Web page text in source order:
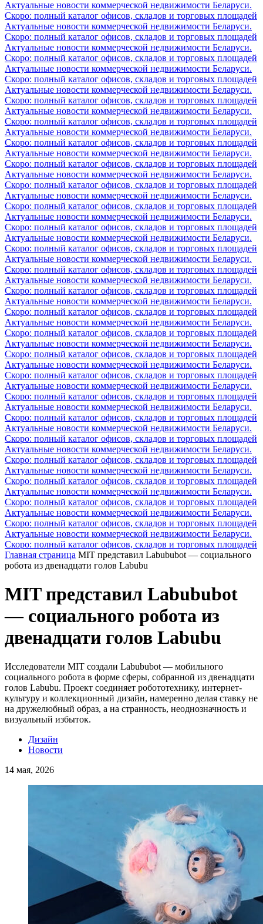
Актуальные новости коммерческой недвижимости Беларуси.
Скоро: полный каталог офисов, складов и торговых площадей
Актуальные новости коммерческой недвижимости Беларуси.
Скоро: полный каталог офисов, складов и торговых площадей
Актуальные новости коммерческой недвижимости Беларуси.
Скоро: полный каталог офисов, складов и торговых площадей
Актуальные новости коммерческой недвижимости Беларуси.
Скоро: полный каталог офисов, складов и торговых площадей
Актуальные новости коммерческой недвижимости Беларуси.
Скоро: полный каталог офисов, складов и торговых площадей
Актуальные новости коммерческой недвижимости Беларуси.
Скоро: полный каталог офисов, складов и торговых площадей
Актуальные новости коммерческой недвижимости Беларуси.
Скоро: полный каталог офисов, складов и торговых площадей
Актуальные новости коммерческой недвижимости Беларуси.
Скоро: полный каталог офисов, складов и торговых площадей
Актуальные новости коммерческой недвижимости Беларуси.
Скоро: полный каталог офисов, складов и торговых площадей
Актуальные новости коммерческой недвижимости Беларуси.
Скоро: полный каталог офисов, складов и торговых площадей
Актуальные новости коммерческой недвижимости Беларуси.
Скоро: полный каталог офисов, складов и торговых площадей
Актуальные новости коммерческой недвижимости Беларуси.
Скоро: полный каталог офисов, складов и торговых площадей
Актуальные новости коммерческой недвижимости Беларуси.
Скоро: полный каталог офисов, складов и торговых площадей
Актуальные новости коммерческой недвижимости Беларуси.
Скоро: полный каталог офисов, складов и торговых площадей
Актуальные новости коммерческой недвижимости Беларуси.
Скоро: полный каталог офисов, складов и торговых площадей
Актуальные новости коммерческой недвижимости Беларуси.
Скоро: полный каталог офисов, складов и торговых площадей
Актуальные новости коммерческой недвижимости Беларуси.
Скоро: полный каталог офисов, складов и торговых площадей
Актуальные новости коммерческой недвижимости Беларуси.
Скоро: полный каталог офисов, складов и торговых площадей
Актуальные новости коммерческой недвижимости Беларуси.
Скоро: полный каталог офисов, складов и торговых площадей
Актуальные новости коммерческой недвижимости Беларуси.
Скоро: полный каталог офисов, складов и торговых площадей
Актуальные новости коммерческой недвижимости Беларуси.
Скоро: полный каталог офисов, складов и торговых площадей
Актуальные новости коммерческой недвижимости Беларуси.
Скоро: полный каталог офисов, складов и торговых площадей
Актуальные новости коммерческой недвижимости Беларуси.
Скоро: полный каталог офисов, складов и торговых площадей
Актуальные новости коммерческой недвижимости Беларуси.
Скоро: полный каталог офисов, складов и торговых площадей
Актуальные новости коммерческой недвижимости Беларуси.
Скоро: полный каталог офисов, складов и торговых площадей
Актуальные новости коммерческой недвижимости Беларуси.
Скоро: полный каталог офисов, складов и торговых площадей
Главная страница MIT представил Labububot — социального
робота из двенадцати голов Labubu
MIT представил Labububot
— социального робота из
двенадцати голов Labubu
Исследователи MIT создали Labububot — мобильного
социального робота в форме сферы, собранной из двенадцати
голов Labubu. Проект соединяет робототехнику, интернет-
культуру и коллекционный дизайн, намеренно делая ставку не
на дружелюбный образ, а на странность, неоднозначность и
визуальный избыток.
Дизайн
Новости
14 мая, 2026